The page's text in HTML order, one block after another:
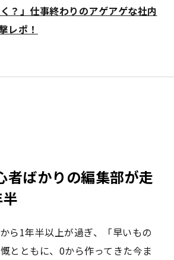
？」仕事終わりのアゲアゲな社内
レポ！
者ばかりの編集部が走
ら1年半以上が過ぎ、「早いもの
とともに、0から作ってきた今ま